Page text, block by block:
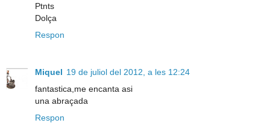
Ptnts
Dolça
Respon
Miquel 19 de juliol del 2012, a les 12:24
fantastica,me encanta asi
una abraçada
Respon